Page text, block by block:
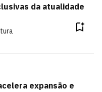
da atualidade
expansão e